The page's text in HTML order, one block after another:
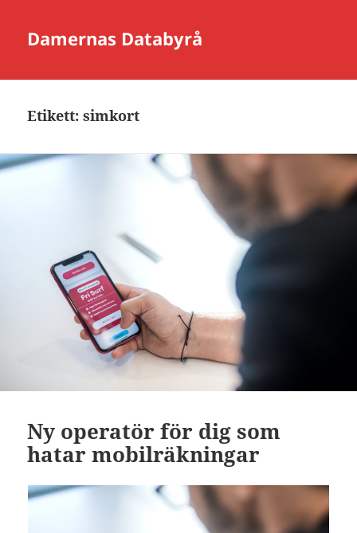
Damernas Databyrå
Etikett:simkort
Ny operatör för dig som
hatar mobilräkningar